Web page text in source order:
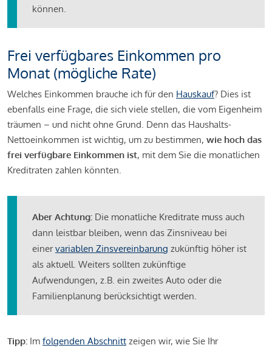
können.
Frei verfügbares Einkommen pro
Monat (mögliche Rate)
Welches Einkommen brauche ich für den Hauskauf? Dies ist
ebenfalls eine Frage, die sich viele stellen, die vom Eigenheim
träumen – und nicht ohne Grund. Denn das Haushalts-
Nettoeinkommen ist wichtig, um zu bestimmen, wie hoch das
frei verfügbare Einkommen ist, mit dem Sie die monatlichen
Kreditraten zahlen könnten.
Aber Achtung: Die monatliche Kreditrate muss auch
dann leistbar bleiben, wenn das Zinsniveau bei
einervariablen Zinsvereinbarung zukünftig höher ist
als aktuell. Weiters sollten zukünftige
Aufwendungen, z.B. ein zweites Auto oder die
Familienplanung berücksichtigt werden.
Tipp: Im folgenden Abschnitt zeigen wir, wie Sie Ihr